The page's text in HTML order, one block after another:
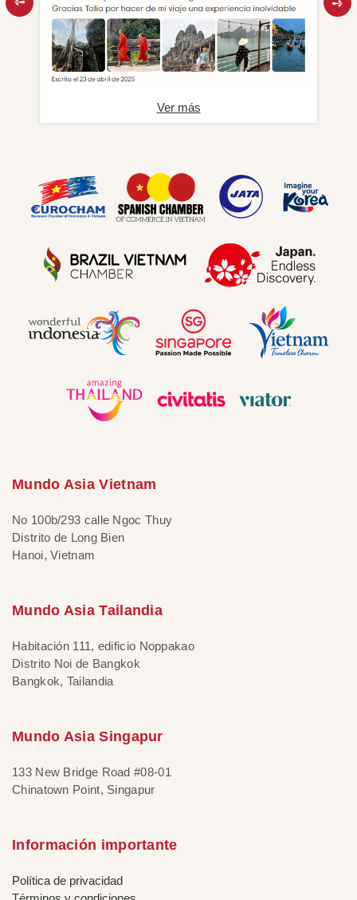
Ver más
Mundo Asia Vietnam
No 100b/293 calle Ngoc Thuy
Distrito de Long Bien
Hanoi, Vietnam
Mundo Asia Tailandia
Habitación 111, edificio Noppakao
Distrito Noi de Bangkok
Bangkok, Tailandia
Mundo Asia Singapur
133 New Bridge Road #08-01
Chinatown Point, Singapur
Información importante
Política de privacidad